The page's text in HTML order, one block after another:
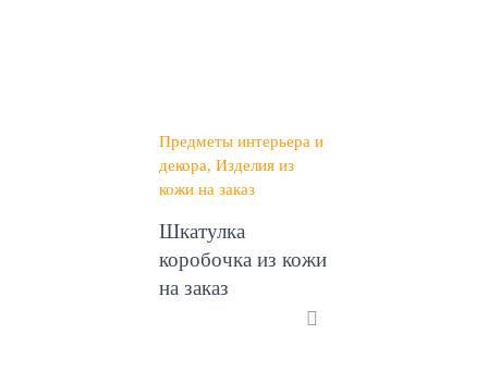
Предметы интерьера и
декора Изделия из
кожи на заказ
Шкатулка
коробочка из кожи
на заказ